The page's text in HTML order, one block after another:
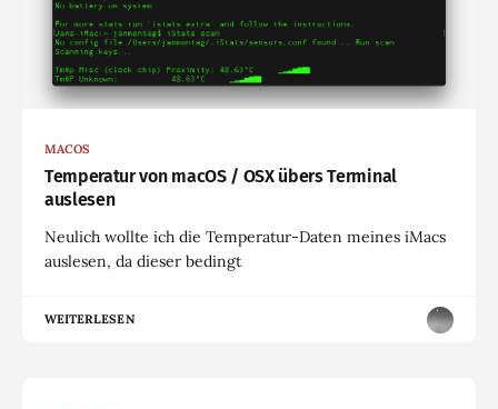
MACOS
Temperatur von macOS / OSX übers Terminal
auslesen
Neulich wollte ich die Temperatur-Daten meines iMacs
auslesen, da dieser bedingt
WEITERLESEN